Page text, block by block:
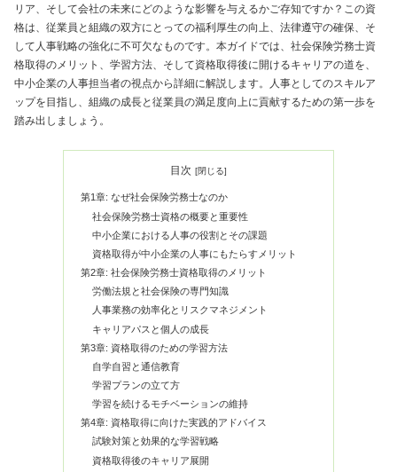
リア、そして会社の未来にどのような影響を与えるかご存知ですか？この資
格は、従業員と組織の双方にとっての福利厚生の向上、法律遵守の確保、そ
して人事戦略の強化に不可欠なものです。本ガイドでは、社会保険労務士資
格取得のメリット、学習方法、そして資格取得後に開けるキャリアの道を、
中小企業の人事担当者の視点から詳細に解説します。人事としてのスキルア
ップを目指し、組織の成長と従業員の満足度向上に貢献するための第一歩を
踏み出しましょう。
目次
第1章: なぜ社会保険労務士なのか
社会保険労務士資格の概要と重要性
中小企業における人事の役割とその課題
資格取得が中小企業の人事にもたらすメリット
第2章: 社会保険労務士資格取得のメリット
労働法規と社会保険の専門知識
人事業務の効率化とリスクマネジメント
キャリアパスと個人の成長
第3章: 資格取得のための学習方法
自学自習と通信教育
学習プランの立て方
学習を続けるモチベーションの維持
第4章: 資格取得に向けた実践的アドバイス
試験対策と効果的な学習戦略
資格取得後のキャリア展開